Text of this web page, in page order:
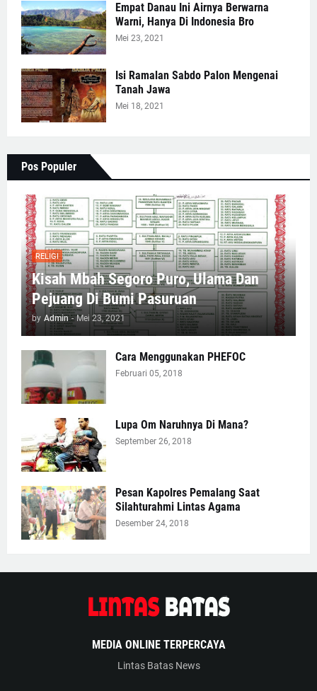
Empat Danau Ini Airnya Berwarna
Warni, Hanya Di Indonesia Bro
Mei 23, 2021
Isi Ramalan Sabdo Palon Mengenai
Tanah Jawa
Mei 18, 2021
Pos Populer
RELIGI
Kisah Mbah Segoro Puro, Ulama Dan
Pejuang Di Bumi Pasuruan
by Admin - Mei 23, 2021
Cara Menggunakan PHEFOC
Februari 05, 2018
Lupa Om Naruhnya Di Mana?
September 26, 2018
Pesan Kapolres Pemalang Saat
Silahturahmi Lintas Agama
Desember 24, 2018
MEDIA ONLINE TERPERCAYA
Lintas Batas News